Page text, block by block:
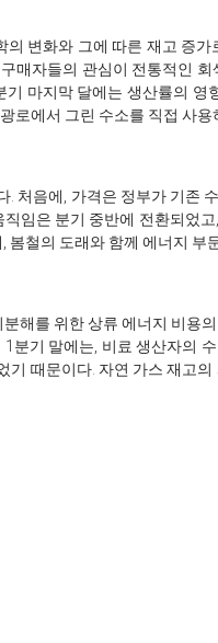
변화와 그에 따른 재고 증
자들의 관심이 전통적인
마지막 달에는 생산률의
로에서 그린 수소를 직접 사용
처음에, 가격은 정부가 기존
임은 분기 중반에 전환되었
철의 도래와 함께 에너지 부
해를 위한 상류 에너지 비용
기 말에는, 비료 생산자의
때문이다. 자연 가스 재고